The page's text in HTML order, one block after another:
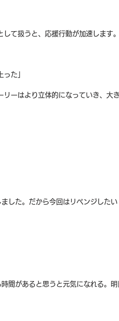
て扱うと、応援行動が加速します。
た」
ーはより立体的になっていき、大
した。だから今回はリベンジしたい
間があると思うと元気になれる。